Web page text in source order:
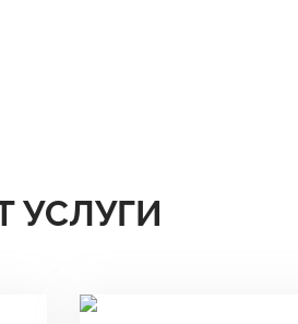
УСЛУГИ